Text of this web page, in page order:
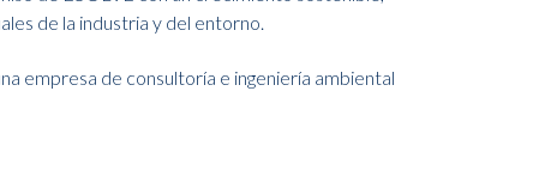
de la industria y del entorno.
empresa de consultoría e ingeniería ambiental